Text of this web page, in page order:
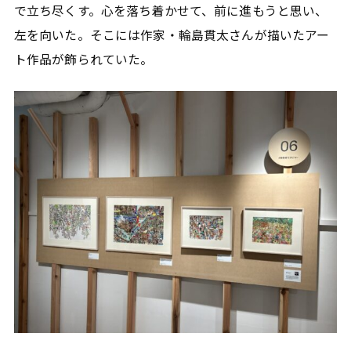
で立ち尽くす。心を落ち着かせて、前に進もうと思い、
左を向いた。そこには作家・輪島貫太さんが描いたアー
ト作品が飾られていた。